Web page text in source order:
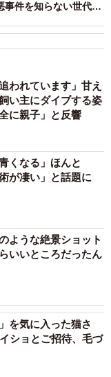
事件を知らない世代に
われています」甘え
い主にダイブする姿
に親子」と反響
くなる」ほんと
が凄い」と話題に
ような絶景ショット
いいところだったん
を気に入った猫さ
ショとご招待、毛づ